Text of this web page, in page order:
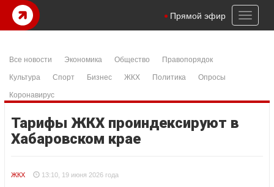
Toggle
Прямой эфир
Все новости Экономика Общество
Правопорядок
Культура
Спорт Бизнес ЖКХ Политика
Опросы
Коронавирус
Тарифы ЖКХ проиндексируют в
Хабаровском крае
ЖКХ 13:10, 19 июня 2026 года